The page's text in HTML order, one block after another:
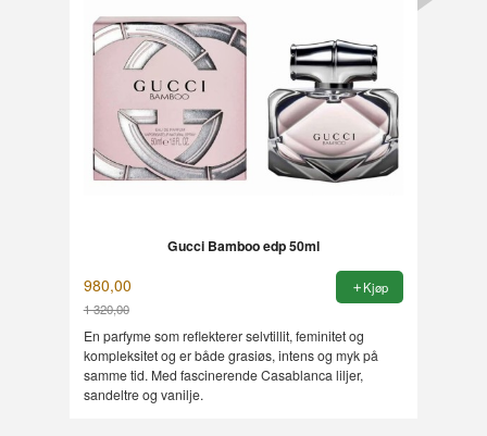
Gucci Bamboo edp 50ml
980,00
1 320,00
Rabatt
Kjøp
En parfyme som reflekterer selvtillit, feminitet og
kompleksitet og er både grasiøs, intens og myk på
samme tid. Med fascinerende Casablanca liljer,
sandeltre og vanilje.